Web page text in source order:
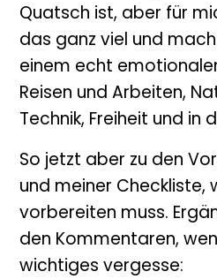
Quatsch ist, aber für
das ganz viel und
einem echt
Reisen und Arbeiten,
Technik, Freiheit und in
So jetzt aber zu den
und meiner Checkliste,
vorbereiten muss.
den Kommentaren,
wichtiges vergesse: